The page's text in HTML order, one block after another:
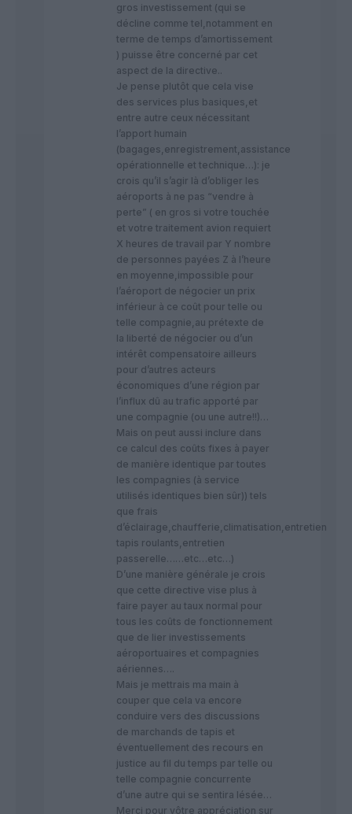
gros investissement (qui se
décline comme tel,notamment en
terme de temps d’amortissement
) puisse être concerné par cet
aspect de la directive..
Je pense plutôt que cela vise
des services plus basiques,et
entre autre ceux nécessitant
l’apport humain
(bagages,enregistrement,assistance
opérationnelle et technique…): je
crois qu’il s’agir là d’obliger les
aéroports à ne pas “vendre à
perte” ( en gros si votre touchée
et votre traitement avion requiert
X heures de travail par Y nombre
de personnes payées Z à l’heure
en moyenne,impossible pour
l’aéroport de négocier un prix
inférieur à ce coût pour telle ou
telle compagnie,au prétexte de
la liberté de négocier ou d’un
intérêt compensatoire ailleurs
pour d’autres acteurs
économiques d’une région par
l’influx dû au trafic apporté par
une compagnie (ou une autre!!)…
Mais on peut aussi inclure dans
ce calcul des coûts fixes à payer
de manière identique par toutes
les compagnies (à service
utilisés identiques bien sûr)) tels
que frais
d’éclairage,chaufferie,climatisation,entretien
tapis roulants,entretien
passerelle……etc…etc…)
D’une manière générale je crois
que cette directive vise plus à
faire payer au taux normal pour
tous les coûts de fonctionnement
que de lier investissements
aéroportuaires et compagnies
aériennes….
Mais je mettrais ma main à
couper que cela va encore
conduire vers des discussions
de marchands de tapis et
éventuellement des recours en
justice au fil du temps par telle ou
telle compagnie concurrente
d’une autre qui se sentira lésée…
Merci pour vôtre appréciation sur